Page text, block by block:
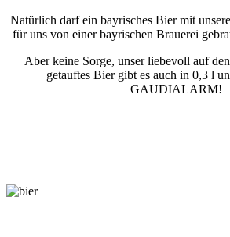
Natürlich darf ein bayrisches Bier mit
für uns von einer bayrischen Brauerei
Aber keine Sorge, unser liebevoll auf
getauftes Bier gibt es auch in 0,3 l
GAUDIALARM!